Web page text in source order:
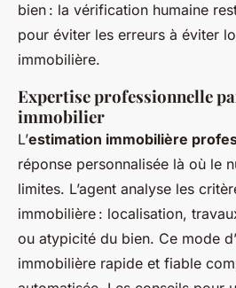
bien : la vérification humaine
pour éviter les erreurs à éviter
immobilière.
Expertise professionnelle
immobilier
L’estimation immobilière
réponse personnalisée là où le
limites. L’agent analyse les
immobilière : localisation,
ou atypicité du bien. Ce mode
immobilière rapide et fiable